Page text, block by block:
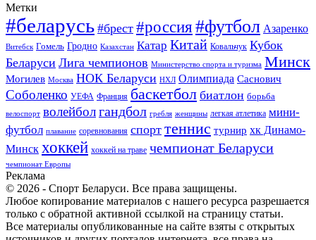
Метки
#беларусь #брест #россия#футбол Азаренко
Витебск Гомель Гродно Казахстан Катар Китай Ковальчук Кубок
Беларуси Лига чемпионов Министерство спорта и туризма Минск
Могилев Москва НОК Беларуси НХЛ Олимпиада Саснович
Соболенко УЕФА Франция баскетбол биатлон борьба
велоспорт волейболгандбол гребля женщины легкая атлетика мини-
футбол плавание соревнования спорт теннис турнир хк Динамо-
Минск хоккей хоккей на траве чемпионат Беларуси
чемпионат Европы
Реклама
© 2026 - Спорт Беларуси. Все права защищены.
Любое копирование материалов с нашего ресурса разрешается
только с обратной активной ссылкой на страницу статьи.
Все материалы опубликованные на сайте взяты с открытых